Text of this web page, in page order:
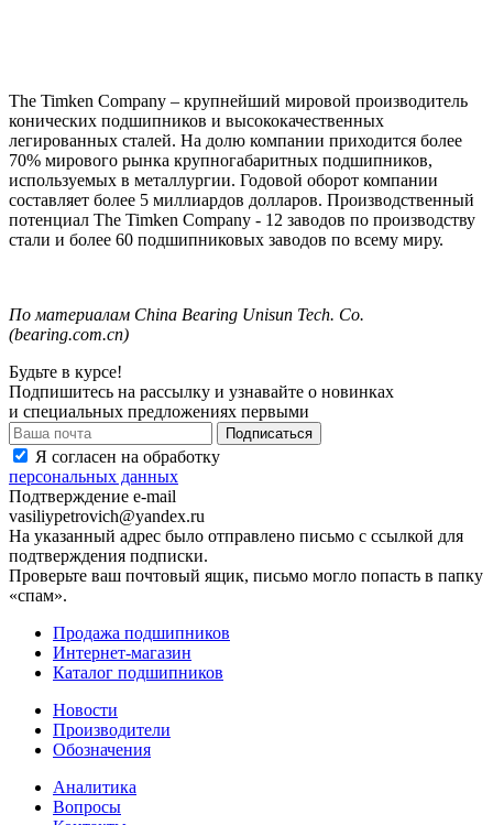
The Timken Company – крупнейший мировой производитель
конических подшипников и высококачественных
легированных сталей. На долю компании приходится более
70% мирового рынка крупногабаритных подшипников,
используемых в металлургии. Годовой оборот компании
составляет более 5 миллиардов долларов. Производственный
потенциал The Timken Company - 12 заводов по производству
стали и более 60 подшипниковых заводов по всему миру.
По материалам China Bearing Unisun Tech. Co.
(bearing.com.cn)
Будьте в курсе!
Подпишитесь на рассылку и узнавайте о новинках
и специальных предложениях первыми
Я согласен на обработку
персональных данных
Подтверждение e-mail
vasiliypetrovich@yandex.ru
На указанный адрес было отправлено письмо с ссылкой для
подтверждения подписки.
Проверьте ваш почтовый ящик, письмо могло попасть в папку
«спам».
Продажа подшипников
Интернет-магазин
Каталог подшипников
Новости
Производители
Обозначения
Аналитика
Вопросы